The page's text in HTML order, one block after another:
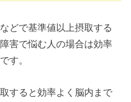
どで基準値以上摂取する
害で悩む人の場合は効率
す。
すると効率よく脳内まで